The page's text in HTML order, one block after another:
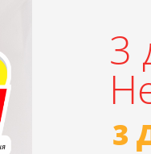
3
3